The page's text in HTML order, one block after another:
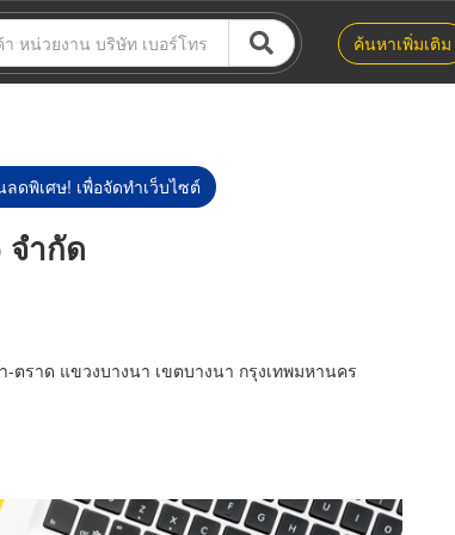
ค้นหาเพิ่มเติม
ดพิเศษ! เพื่อจัดทำเว็บไซต์
จำกัด
ตราด แขวงบางนา เขตบางนา กรุงเทพมหานคร